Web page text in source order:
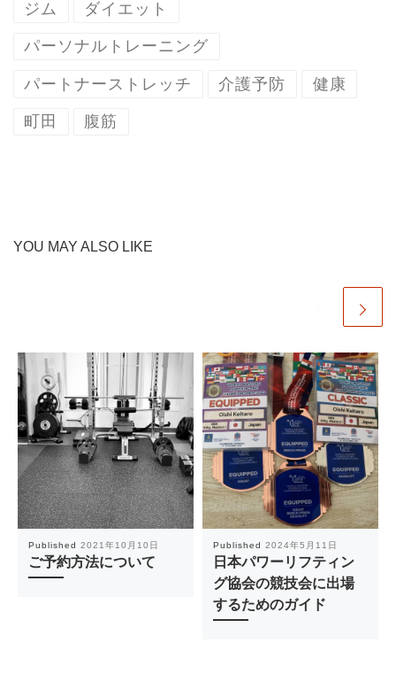
ジム ダイエット
パーソナルトレーニング
パートナーストレッチ 介護予防 健康
町田 腹筋
YOU MAY ALSO LIKE
Published 2021年10月10日
ご予約方法について
Published 2024年5月11日
日本パワーリフティン
グ協会の競技会に出場
するためのガイド